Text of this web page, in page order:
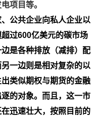
项目等。
公共企业向私人企业以
过600亿美元的碳市场
是各种排放（减排）配
一边则是相对复杂的以
类似期权与期货的金融
的对象。而且，这一市
迅速壮大，按照目前的